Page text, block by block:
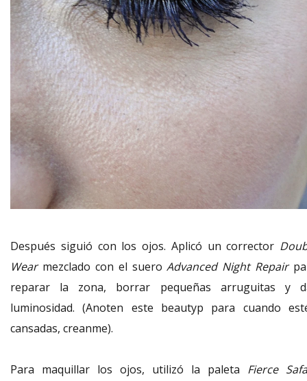
Después siguió con los ojos. Aplicó un corrector
Wearmezclado con el sueroAdvanced Night Repair
reparar la zona, borrar pequeñas arruguitas y
luminosidad. (Anoten este beautyp para cuando
cansadas, creanme).
Para maquillar los ojos, utilizó la paleta Fierce